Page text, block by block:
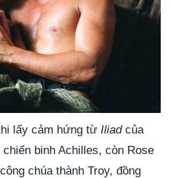
lấy cảm hứng từ Iliadcủa
binh Achilles, còn Rose
chúa thành Troy, đồng